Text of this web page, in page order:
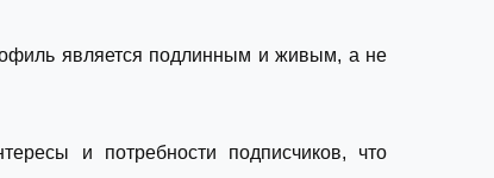
является подлинным и живым, а не
и потребности подписчиков, что